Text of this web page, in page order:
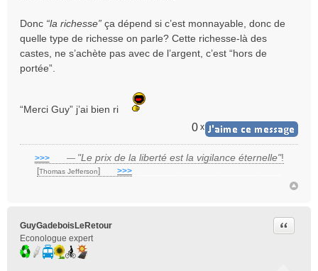
Donc “la richesse” ça dépend si c’est monnayable, donc de
quelle type de richesse on parle? Cette richesse-là des
castes, ne s’achète pas avec de l’argent, c’est “hors de
portée”.
“Merci Guy” j’ai bien ri
0 x
>>>___ — "Le prix de la liberté est la vigilance éternelle"!
[Thomas Jefferson] >>>
GuyGadeboisLeRetour
Econologue expert
Citer